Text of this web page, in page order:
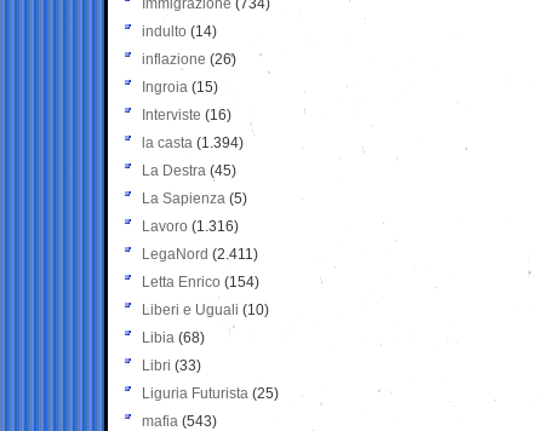
Immigrazione (734)
indulto (14)
inflazione (26)
Ingroia (15)
Interviste (16)
la casta (1.394)
La Destra (45)
La Sapienza (5)
Lavoro (1.316)
LegaNord (2.411)
Letta Enrico (154)
Liberi e Uguali (10)
Libia (68)
Libri (33)
Liguria Futurista (25)
mafia (543)